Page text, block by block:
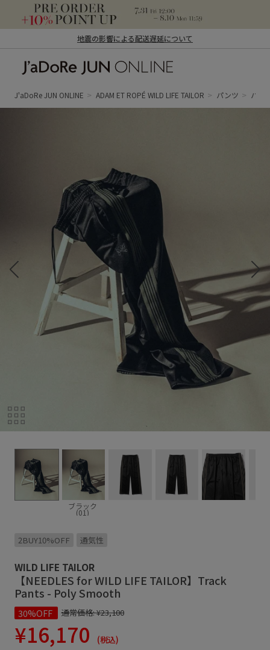
地震の影響による配送遅延について
ン オンライン）
J'aDoRe JUN ONLINE ADAM ET ROPÉ WILD LIFE TAILOR パンツ パン
ブラック
(01)
2BUY10%OFF 通気性
WILD LIFE TAILOR
【NEEDLES for WILD LIFE TAILOR】Track
Pants - Poly Smooth
30%OFF 通常価格:¥23,100
¥16,170 (税込)